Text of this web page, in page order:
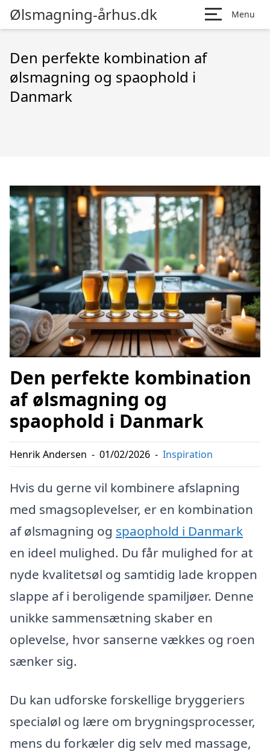
Ølsmagning-århus.dk Menu
Den perfekte kombination af
ølsmagning og spaophold i
Danmark
Den perfekte kombination
af ølsmagning og
spaophold i Danmark
Henrik Andersen - 01/02/2026 - Inspiration
Hvis du gerne vil kombinere afslapning
med smagsoplevelser, er en kombination
af ølsmagning og spaophold i Danmark
en ideel mulighed. Du får mulighed for at
nyde kvalitetsøl og samtidig lade kroppen
slappe af i beroligende spamiljøer. Denne
unikke sammensætning skaber en
oplevelse, hvor sanserne vækkes og roen
sænker sig.
Du kan udforske forskellige bryggeriers
specialøl og lære om brygningsprocesser,
mens du forkæler dig selv med massage,